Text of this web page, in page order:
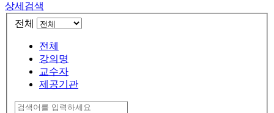
상세검색
전체
전체
강의명
교수자
제공기관